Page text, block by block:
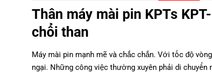
Thân máy mài pin KPTs
chổi than
Máy mài pin mạnh mẽ và chắc chắn. Với tốc độ
ngại. Những công việc thường xuyên phải di